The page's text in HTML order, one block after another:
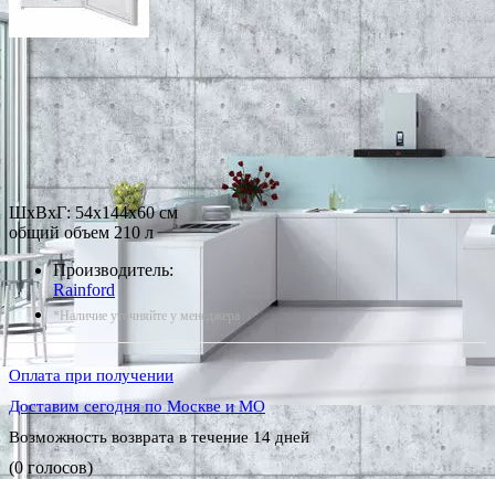
ШхВхГ: 54х144х60 см
общий объем 210 л
Производитель:
Rainford
*Наличие уточняйте у менеджера
Оплата при получении
Доставим сегодня по Москве и МО
Возможность возврата в течение 14 дней
(0 голосов)